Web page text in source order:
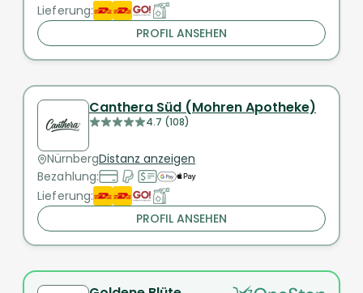
Lieferung:
PROFIL ANSEHEN
Canthera Süd (Mohren Apotheke)
4.7 (108)
NürnbergDistanz anzeigen
Bezahlung:
Lieferung:
PROFIL ANSEHEN